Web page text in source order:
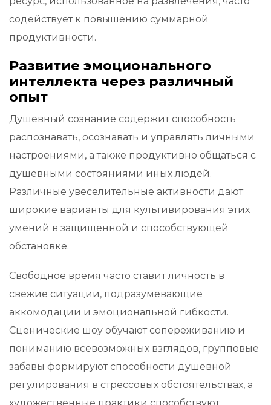
содействует к повышению суммарной
продуктивности.
Развитие эмоционального
интеллекта через различный
опыт
Душевный сознание содержит способность
распознавать, осознавать и управлять личными
настроениями, а также продуктивно общаться с
душевными состояниями иных людей.
Различные увеселительные активности дают
широкие варианты для культивирования этих
умений в защищенной и способствующей
обстановке.
Свободное время часто ставит личность в
свежие ситуации, подразумевающие
аккомодации и эмоциональной гибкости.
Сценические шоу обучают сопереживанию и
пониманию всевозможных взглядов, групповые
забавы формируют способности душевной
регулирования в стрессовых обстоятельствах, а